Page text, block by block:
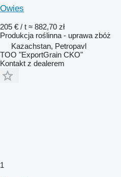
Owies
205 € / t ≈ 882,70 zł
Produkcja roślinna - uprawa zbóż
Kazachstan, Petropavl
TOO "ExportGrain CKO"
Kontakt z dealerem
1